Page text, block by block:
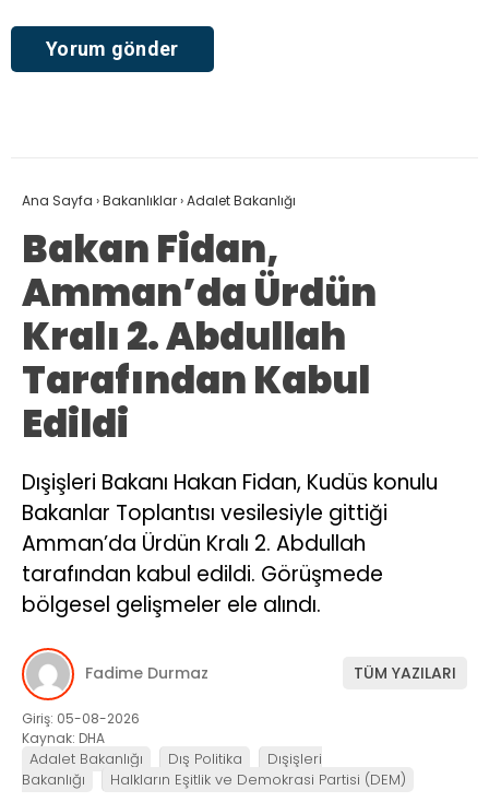
Ana Sayfa ›Bakanlıklar›Adalet Bakanlığı
Bakan Fidan,
Amman’da Ürdün
Kralı 2. Abdullah
Tarafından Kabul
Edildi
Dışişleri Bakanı Hakan Fidan, Kudüs konulu
Bakanlar Toplantısı vesilesiyle gittiği
Amman’da Ürdün Kralı 2. Abdullah
tarafından kabul edildi. Görüşmede
bölgesel gelişmeler ele alındı.
Fadime Durmaz TÜM YAZILARI
Giriş: 05-08-2026
Kaynak: DHA
Adalet Bakanlığı Dış Politika
Dışişleri
Bakanlığı
Halkların Eşitlik ve Demokrasi Partisi (DEM)